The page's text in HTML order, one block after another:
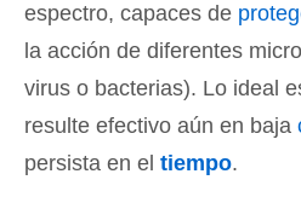
espectro, capaces de
la acción de diferentes
virus o bacterias). Lo ideal
resulte efectivo aún en baja
persista en el tiempo.